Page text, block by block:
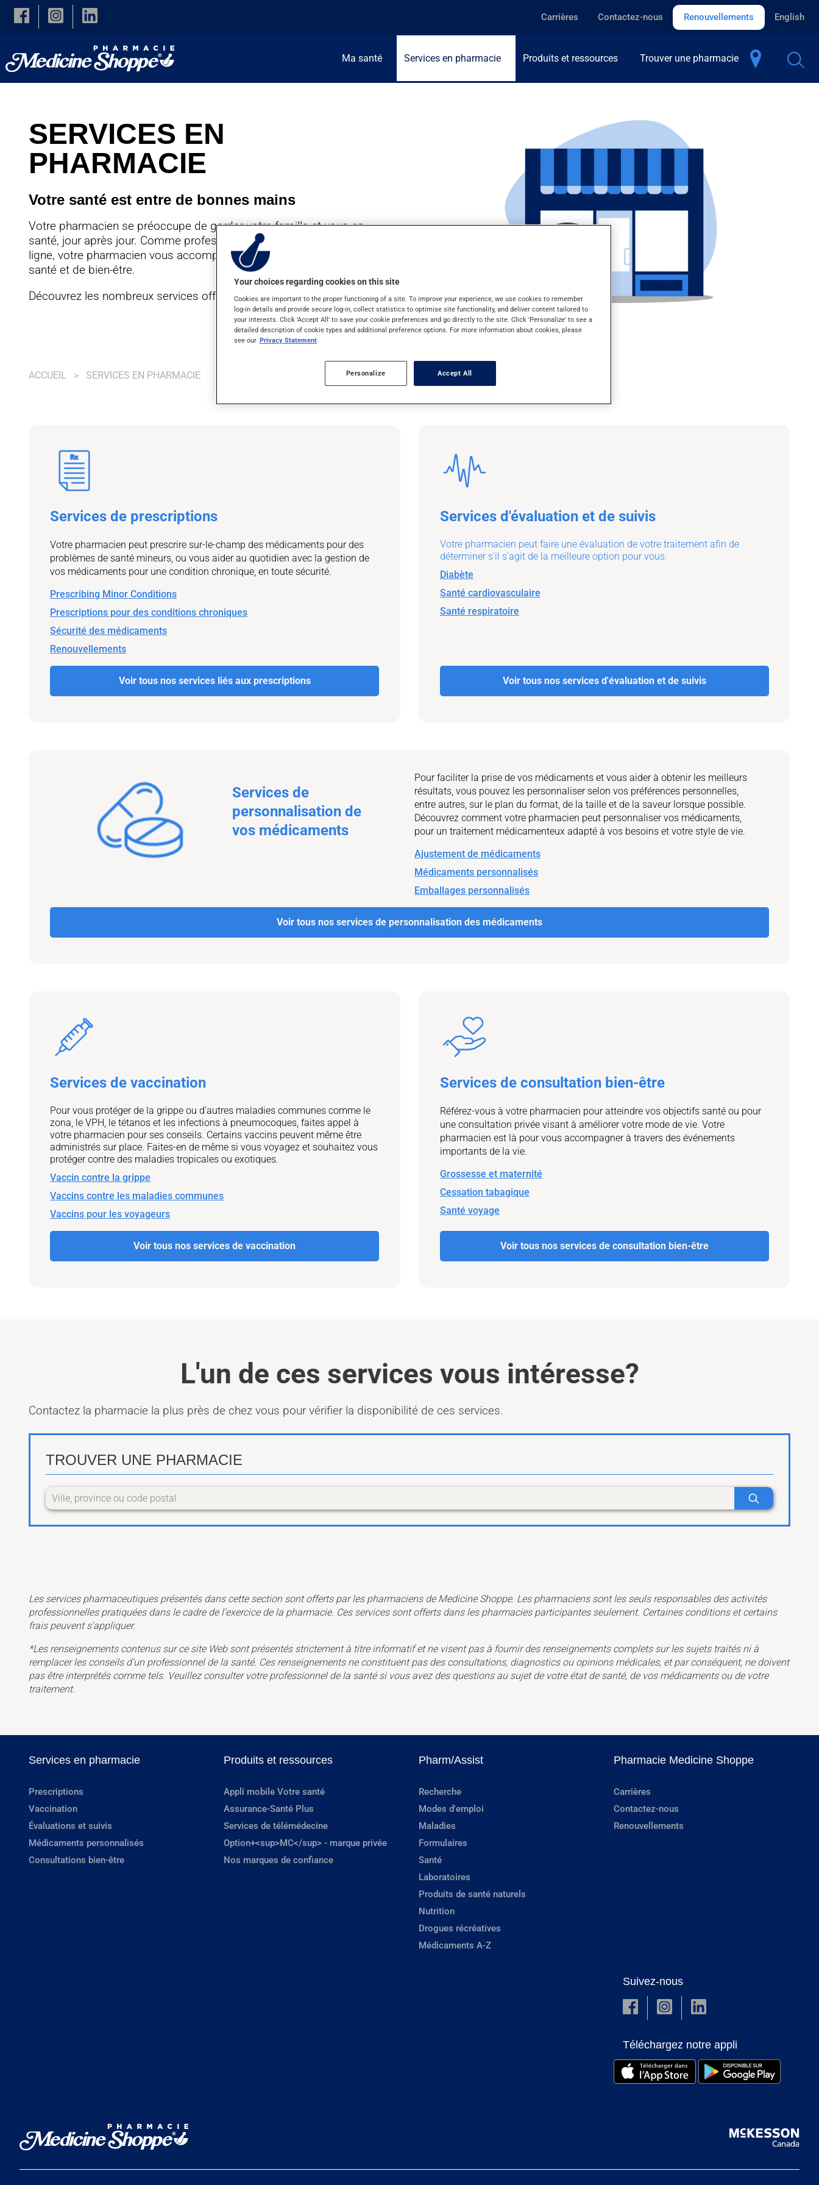
Skip to main content
Carrières Contactez-nous Renouvellements English
Ma santé Services en pharmacie Produits et ressources Trouver une pharmacie
SERVICES EN
PHARMACIE
Votre santé est entre de bonnes mains
Votre pharmacien se préoccupe de garder votre famille et vous en
santé, jour après jour. Comme professionnel de la santé de première
ligne, votre pharmacien vous accompagne à travers vos objectifs de
santé et de bien-être.
Découvrez les nombreux services offerts par votre pharmacien.
ACCUEIL SERVICES EN PHARMACIE
Services de prescriptions
Votre pharmacien peut prescrire sur-le-champ des médicaments pour des
problèmes de santé mineurs, ou vous aider au quotidien avec la gestion de
vos médicaments pour une condition chronique, en toute sécurité.
Prescribing Minor Conditions
Prescriptions pour des conditions chroniques
Sécurité des médicaments
Renouvellements
Voir tous nos services liés aux prescriptions
Services d'évaluation et de suivis
Votre pharmacien peut faire une évaluation de votre traitement afin de
déterminer s'il s'agit de la meilleure option pour vous.
Diabète
Santé cardiovasculaire
Santé respiratoire
Voir tous nos services d'évaluation et de suivis
Services de
personnalisation de
vos médicaments
Pour faciliter la prise de vos médicaments et vous aider à obtenir les meilleurs
résultats, vous pouvez les personnaliser selon vos préférences personnelles,
entre autres, sur le plan du format, de la taille et de la saveur lorsque possible.
Découvrez comment votre pharmacien peut personnaliser vos médicaments,
pour un traitement médicamenteux adapté à vos besoins et votre style de vie.
Ajustement de médicaments
Médicaments personnalisés
Emballages personnalisés
Voir tous nos services de personnalisation des médicaments
Services de vaccination
Pour vous protéger de la grippe ou d’autres maladies communes comme le
zona, le VPH, le tétanos et les infections à pneumocoques, faites appel à
votre pharmacien pour ses conseils. Certains vaccins peuvent même être
administrés sur place. Faites-en de même si vous voyagez et souhaitez vous
protéger contre des maladies tropicales ou exotiques.
Vaccin contre la grippe
Vaccins contre les maladies communes
Vaccins pour les voyageurs
Voir tous nos services de vaccination
Services de consultation bien-être
Référez-vous à votre pharmacien pour atteindre vos objectifs santé ou pour
une consultation privée visant à améliorer votre mode de vie. Votre
pharmacien est là pour vous accompagner à travers des événements
importants de la vie.
Grossesse et maternité
Cessation tabagique
Santé voyage
Voir tous nos services de consultation bien-être
L'un de ces services vous intéresse?
Contactez la pharmacie la plus près de chez vous pour vérifier la disponibilité de ces services.
TROUVER UNE PHARMACIE
Les services pharmaceutiques présentés dans cette section sont offerts par les pharmaciens de Medicine Shoppe. Les pharmaciens sont les seuls responsables des activités
professionnelles pratiquées dans le cadre de l’exercice de la pharmacie. Ces services sont offerts dans les pharmacies participantes seulement. Certaines conditions et certains
frais peuvent s'appliquer.
*Les renseignements contenus sur ce site Web sont présentés strictement à titre informatif et ne visent pas à fournir des renseignements complets sur les sujets traités ni à
remplacer les conseils d’un professionnel de la santé. Ces renseignements ne constituent pas des consultations, diagnostics ou opinions médicales, et par conséquent, ne doivent
pas être interprétés comme tels. Veuillez consulter votre professionnel de la santé si vous avez des questions au sujet de votre état de santé, de vos médicaments ou de votre
traitement.
Services en pharmacie
Prescriptions
Vaccination
Évaluations et suivis
Médicaments personnalisés
Consultations bien-être
Produits et ressources
Appli mobile Votre santé
Assurance-Santé Plus
Services de télémédecine
Option+<sup>MC</sup> - marque privée
Nos marques de confiance
Pharm/Assist
Recherche
Modes d'emploi
Maladies
Formulaires
Santé
Laboratoires
Produits de santé naturels
Nutrition
Drogues récréatives
Médicaments A-Z
Pharmacie Medicine Shoppe
Carrières
Contactez-nous
Renouvellements
Suivez-nous
Téléchargez notre appli
Your choices regarding cookies on this site
Cookies are important to the proper functioning of a site. To improve your experience, we use cookies to remember
log-in details and provide secure log-in, collect statistics to optimise site functionality, and deliver content tailored to
your interests. Click 'Accept All' to save your cookie preferences and go directly to the site. Click 'Personalize' to see a
detailed description of cookie types and additional preference options. For more information about cookies, please
see our Privacy Statement
Personalize Accept All